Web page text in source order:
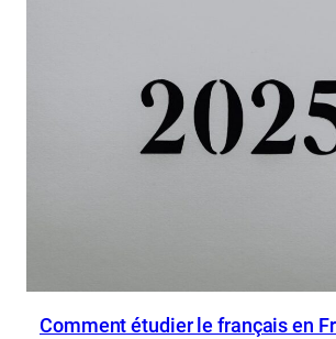
Comment étudier le français en